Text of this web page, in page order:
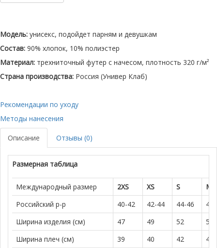
Модель: унисекс, подойдет парням и девушкам
Состав: 90% хлопок, 10% полиэстер
Материал: трехниточный футер с начесом, плотность 320 г/м²
Страна производства: Россия (Универ Клаб)
Рекомендации по уходу
Методы нанесения
Описание Отзывы (0)
Размерная таблица
Международный размер 2XS XS S
M
Российский р-р
40-42 42-44 44-46
Ширина изделия (см)
47 49 52
57
Ширина плеч (см)
39 40 42
45